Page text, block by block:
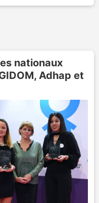
nationaux
Adhap et